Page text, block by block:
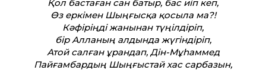
Қол бастаған сан батыр, бас иіп кеп,
Өз еркімен Шыңғысқа қосыла ма?!
Кәфіріңді жанынан түңілдіріп,
бір Алланың алдында жүгіндіріп,
Атой салған ұрандап, Дін-Мұһаммед
Пайғамбардың Шыңғыстай хас сарбазын,